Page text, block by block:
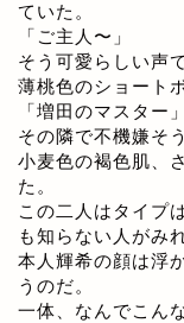
ていた。
「ご主人〜」
そう可愛らしい声
薄桃色のショート
「増田のマスター」
その隣で不機嫌そ
小麦色の褐色肌、
た。
この二人はタイプ
も知らない人がみ
本人輝希の顔は浮
うのだ。
一体、なんでこん